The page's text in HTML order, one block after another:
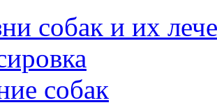
собак и их
собак